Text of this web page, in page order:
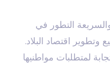
والسريعة التطور في
وتطوير اقتصاد البلاد.
لمتطلبات مواطنيها